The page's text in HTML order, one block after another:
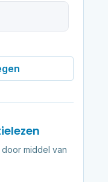
middel van